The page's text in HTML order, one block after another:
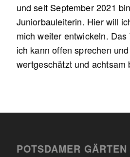
und seit September 2021
Juniorbauleiterin. Hier will
mich weiter entwickeln. Das
ich kann offen sprechen
wertgeschätzt und achtsam
POTSDAMER GÄRTEN